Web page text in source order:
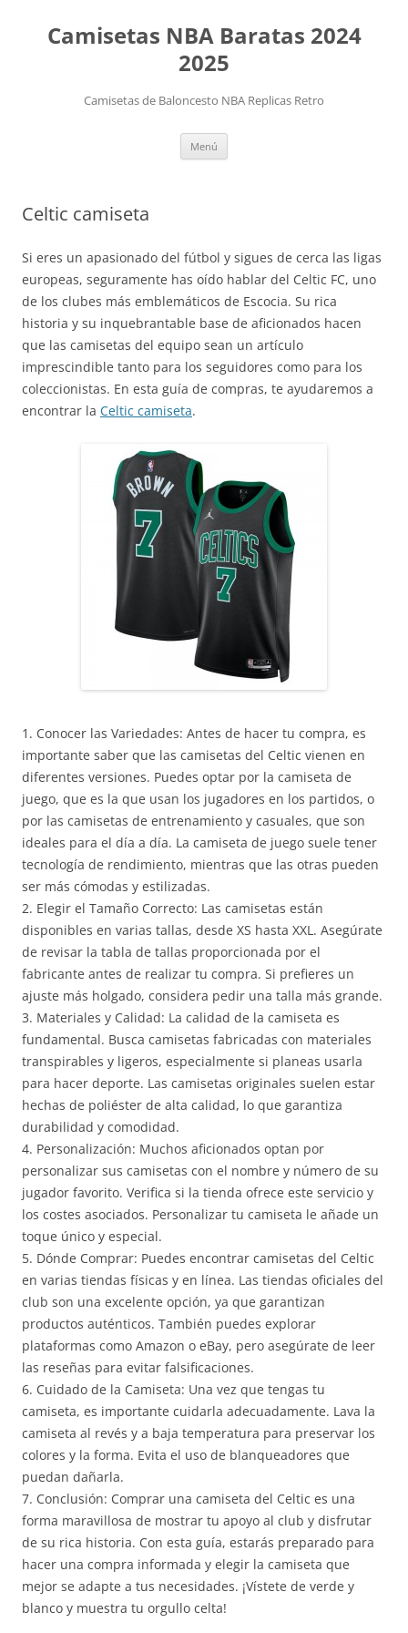
Camisetas NBA Baratas 2024
2025
Camisetas de Baloncesto NBA Replicas Retro
Menú
Celtic camiseta
Si eres un apasionado del fútbol y sigues de cerca las ligas
europeas, seguramente has oído hablar del Celtic FC, uno
de los clubes más emblemáticos de Escocia. Su rica
historia y su inquebrantable base de aficionados hacen
que las camisetas del equipo sean un artículo
imprescindible tanto para los seguidores como para los
coleccionistas. En esta guía de compras, te ayudaremos a
encontrar la Celtic camiseta.
1. Conocer las Variedades: Antes de hacer tu compra, es
importante saber que las camisetas del Celtic vienen en
diferentes versiones. Puedes optar por la camiseta de
juego, que es la que usan los jugadores en los partidos, o
por las camisetas de entrenamiento y casuales, que son
ideales para el día a día. La camiseta de juego suele tener
tecnología de rendimiento, mientras que las otras pueden
ser más cómodas y estilizadas.
2. Elegir el Tamaño Correcto: Las camisetas están
disponibles en varias tallas, desde XS hasta XXL. Asegúrate
de revisar la tabla de tallas proporcionada por el
fabricante antes de realizar tu compra. Si prefieres un
ajuste más holgado, considera pedir una talla más grande.
3. Materiales y Calidad: La calidad de la camiseta es
fundamental. Busca camisetas fabricadas con materiales
transpirables y ligeros, especialmente si planeas usarla
para hacer deporte. Las camisetas originales suelen estar
hechas de poliéster de alta calidad, lo que garantiza
durabilidad y comodidad.
4. Personalización: Muchos aficionados optan por
personalizar sus camisetas con el nombre y número de su
jugador favorito. Verifica si la tienda ofrece este servicio y
los costes asociados. Personalizar tu camiseta le añade un
toque único y especial.
5. Dónde Comprar: Puedes encontrar camisetas del Celtic
en varias tiendas físicas y en línea. Las tiendas oficiales del
club son una excelente opción, ya que garantizan
productos auténticos. También puedes explorar
plataformas como Amazon o eBay, pero asegúrate de leer
las reseñas para evitar falsificaciones.
6. Cuidado de la Camiseta: Una vez que tengas tu
camiseta, es importante cuidarla adecuadamente. Lava la
camiseta al revés y a baja temperatura para preservar los
colores y la forma. Evita el uso de blanqueadores que
puedan dañarla.
7. Conclusión: Comprar una camiseta del Celtic es una
forma maravillosa de mostrar tu apoyo al club y disfrutar
de su rica historia. Con esta guía, estarás preparado para
hacer una compra informada y elegir la camiseta que
mejor se adapte a tus necesidades. ¡Vístete de verde y
blanco y muestra tu orgullo celta!